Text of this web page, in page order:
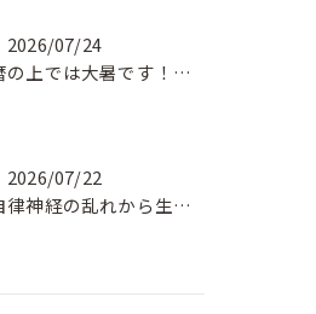
2026/07/24
暦の上では大暑です！腰痛や肩こりから来る頭痛
2026/07/22
自律神経の乱れから生活習慣病、血液循環の滞り